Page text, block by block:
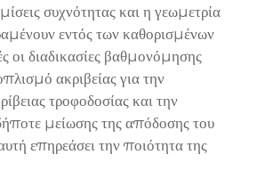
συχνότητας και η γεωμετρία
εντός των καθορισμένων
οι διαδικασίες βαθμονόμησης
ακριβείας για την
τροφοδοσίας και την
μείωσης της απόδοσης του
επηρεάσει την ποιότητα της